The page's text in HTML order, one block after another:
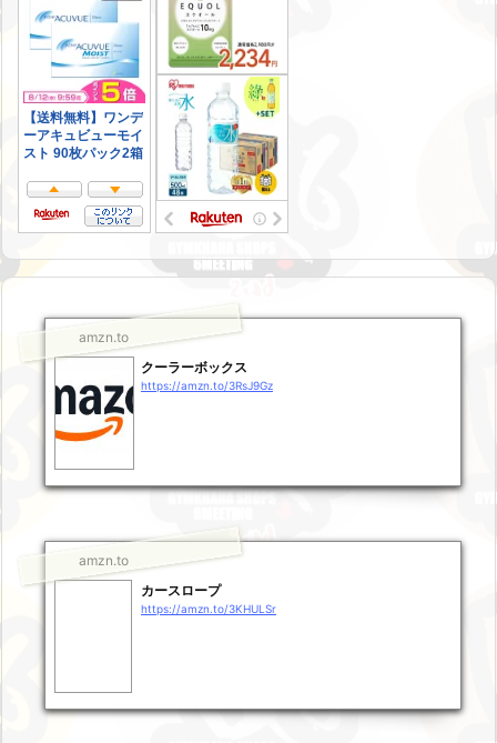
amzn.to
クーラーボックス
https://amzn.to/3RsJ9Gz
amzn.to
カースロープ
https://amzn.to/3KHULSr